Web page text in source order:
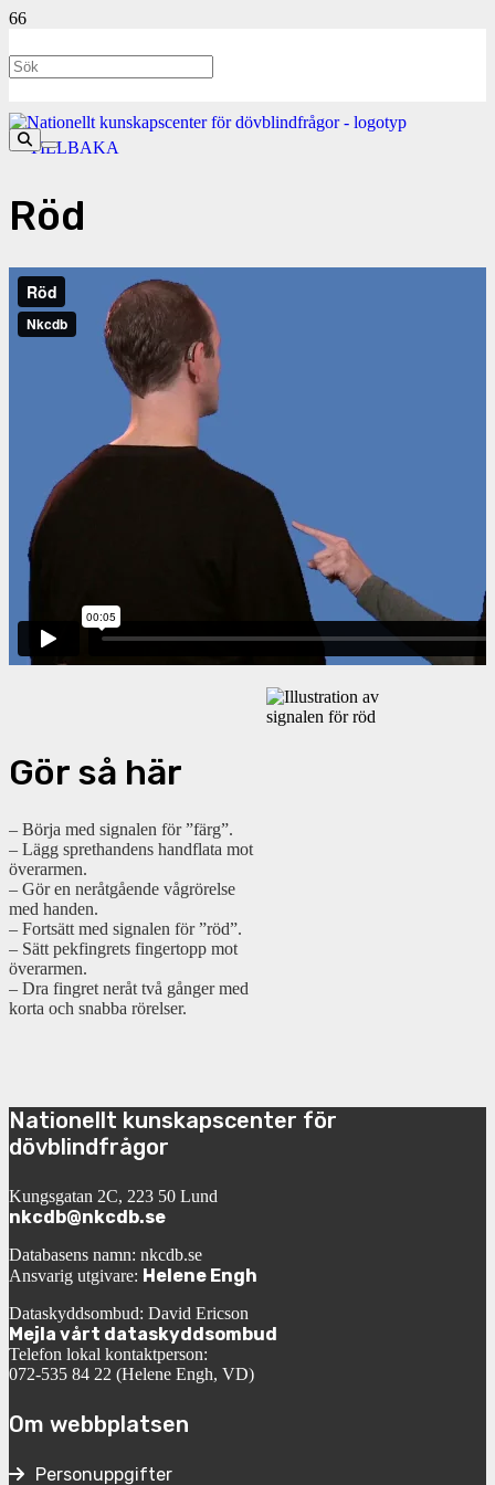
<- TILLBAKA
Röd
Gör så här
– Börja med signalen för ”färg”.
– Lägg sprethandens handflata mot
överarmen.
– Gör en neråtgående vågrörelse
med handen.
– Fortsätt med signalen för ”röd”.
– Sätt pekfingrets fingertopp mot
överarmen.
– Dra fingret neråt två gånger med
korta och snabba rörelser.
Nationellt kunskapscenter för
dövblindfrågor
Kungsgatan 2C, 223 50 Lund
nkcdb@nkcdb.se
Databasens namn: nkcdb.se
Ansvarig utgivare: Helene Engh
Dataskyddsombud: David Ericson
Mejla vårt dataskyddsombud
Telefon lokal kontaktperson:
072-535 84 22 (Helene Engh, VD)
Om webbplatsen
Personuppgifter